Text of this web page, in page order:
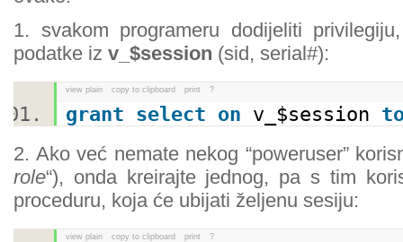
1. svakom programeru dodijeliti
podatke iz v_$session (sid, serial#):
view plain copy to clipboard print ?
grant select on v_$session
2. Ako već nemate nekog “poweruser”
role“), onda kreirajte jednog, pa s tim
proceduru, koja će ubijati željenu sesiju:
view plain copy to clipboard print ?